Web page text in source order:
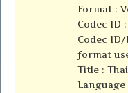
Format :
Codec ID :
Codec
format
Title :
Language